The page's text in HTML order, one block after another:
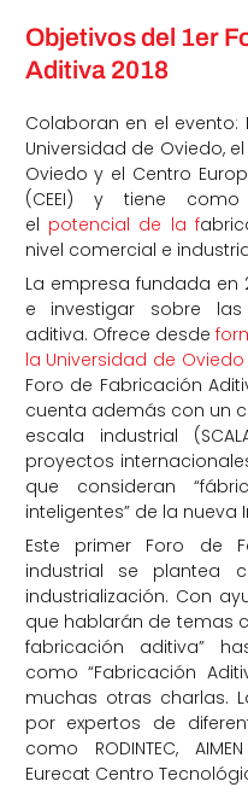
Objetivos del 1er
Aditiva 2018
Colaboran en el evento:
Universidad de Oviedo,
Oviedo y el Centro
(CEEI) y tiene
el potencial de la f
nivel comercial e
La empresa fundada en
e investigar sobre
aditiva. Ofrece desde
la Universidad de Oviedo
Foro de Fabricación
cuenta además con un
escala industrial
proyectos
que consideran
inteligentes” de la nueva
Este primer Foro de
industrial se plantea
industrialización. Con
que hablarán de temas
fabricación aditiva”
como “Fabricación
muchas otras charlas.
por expertos de
como RODINTEC,
Eurecat Centro